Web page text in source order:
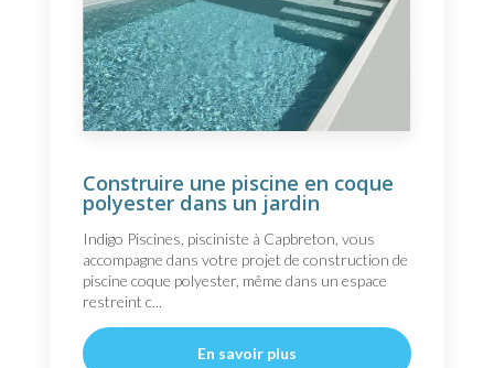
Construire une piscine en coque
polyester dans un jardin
Indigo Piscines, pisciniste à Capbreton, vous
accompagne dans votre projet de construction de
piscine coque polyester, même dans un espace
restreint c...
En savoir plus